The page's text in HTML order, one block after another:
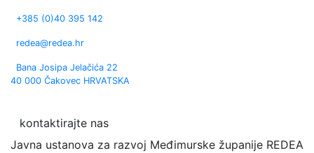
+385 (0)40 395 142
redea@redea.hr
Bana Josipa Jelačića 22
40 000 Čakovec HRVATSKA
kontaktirajte nas
Javna ustanova za razvoj Međimurske županije REDEA